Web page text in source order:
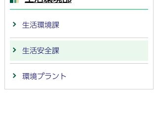
生活環境課
生活安全課
環境プラント